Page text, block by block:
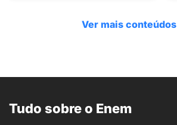
Ver mais conteúdos
Tudo sobre o Enem